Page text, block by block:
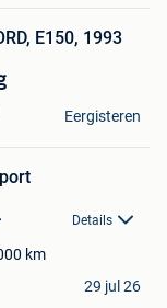
E150, 1993
Eergisteren
Details
km
29 jul 26